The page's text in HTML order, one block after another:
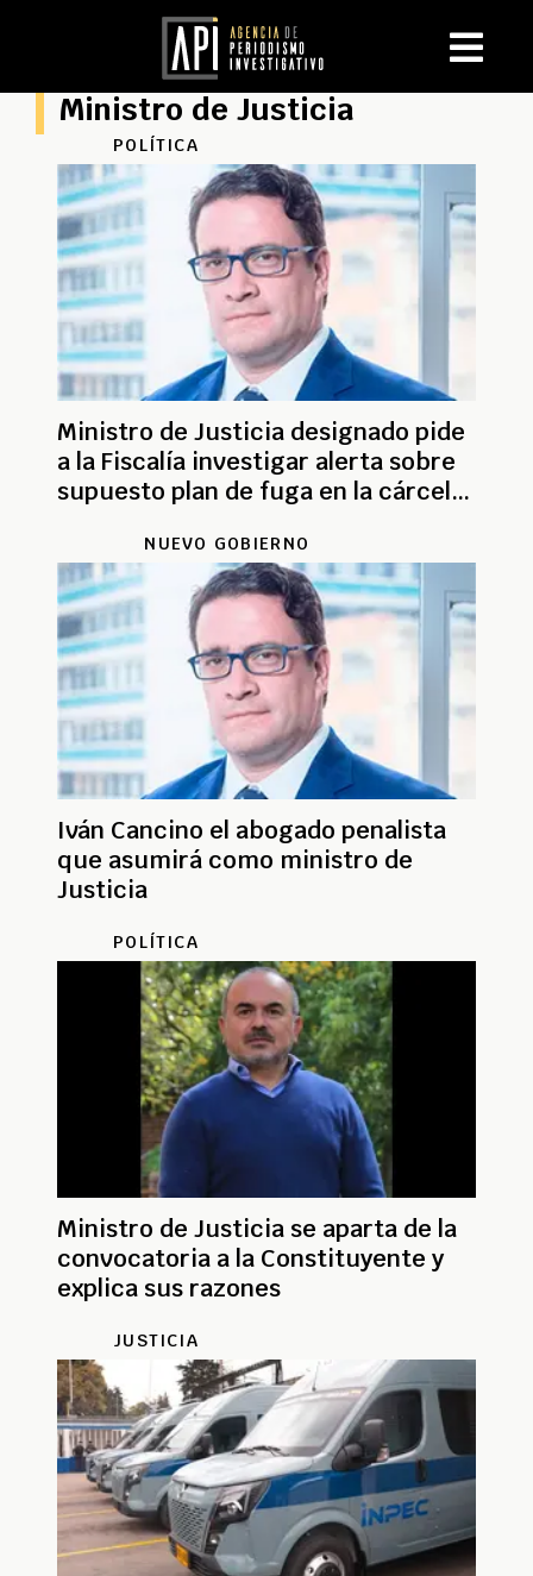
Ministro de Justicia
POLÍTICA
Ministro de Justicia designado pide
a la Fiscalía investigar alerta sobre
supuesto plan de fuga en la cárcel
NUEVO GOBIERNO
Iván Cancino el abogado penalista
que asumirá como ministro de
Justicia
POLÍTICA
Ministro de Justicia se aparta de la
convocatoria a la Constituyente y
explica sus razones
JUSTICIA